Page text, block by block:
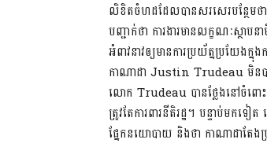
លិខិត​ចំហ​ដដែល​បាន​សរសេរ​បន្ថែ
បញ្ជាក់​ថា ការងារ​មាន​លក្ខណៈ​ស្ថ
អំពាវនាវ​ឲ្យ​មាន​ការ​ប្រយ័ត្នប្រយែង​
កាណាដា Justin Trudeau មិន​បា
លោក Trudeau បាន​ថ្លែង​នៅ​ចំពោះ​
ត្រូវ​តែ​ការពារ​នីតិរដ្ឋ។ បន្ទាប់​មក​ទ
ផ្នែក​នយោបាយ និង​ថា កាណាដា​តែ